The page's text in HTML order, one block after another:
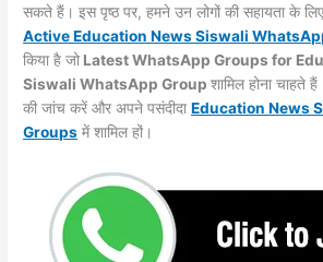
सकते हैं। इस पृष्ठ पर, हमने उन लोगों की सहायता के
Active Education News Siswali
किया है जो Latest WhatsApp Groups for
Siswali WhatsApp Groupशामिल होना चाहते
की जांच करें और अपने पसंदीदाEducation News
Groups में शामिल हों।